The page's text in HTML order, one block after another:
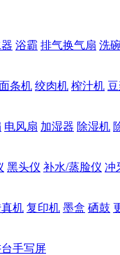
浴霸 排气换气扇 洗
条机 绞肉机 榨汁机
电风扇 加湿器 除湿机
黑头仪 补水/蒸脸仪 冲
机 复印机 墨盒 硒鼓
手写屏